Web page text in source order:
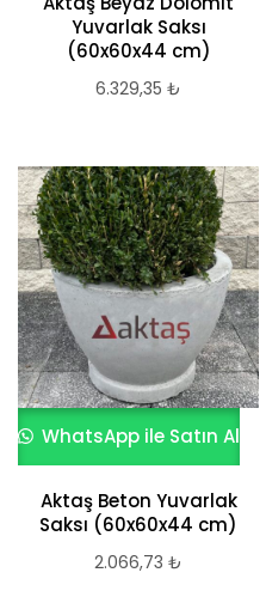
Yuvarlak Saksı
(60x60x44 cm)
6.329,35 ₺
WhatsApp ile Satın Al
Aktaş Beton Yuvarlak
Saksı (60x60x44 cm)
2.066,73 ₺